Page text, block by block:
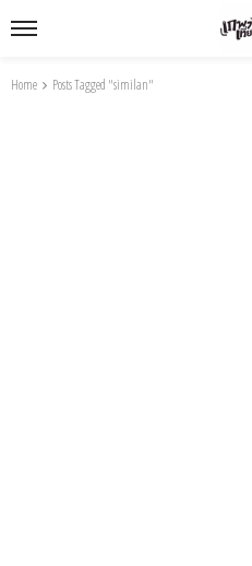
Home Posts Tagged "similan"